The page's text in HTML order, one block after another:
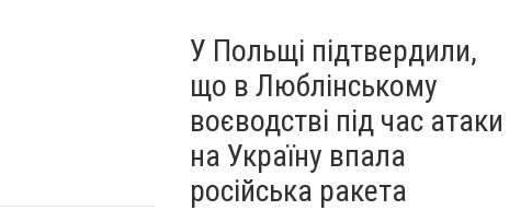
У Польщі підтвердили,
що в Люблінському
воєводстві під час атаки
на Україну впала
російська ракета